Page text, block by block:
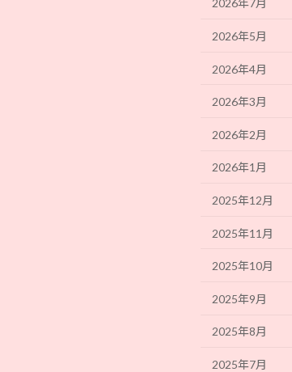
2026年7月
2026年5月
2026年4月
2026年3月
2026年2月
2026年1月
2025年12月
2025年11月
2025年10月
2025年9月
2025年8月
2025年7月